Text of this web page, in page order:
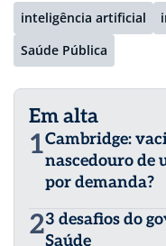
inteligência artificial
Saúde Pública
Em alta
1Cambridge:
nascedouro de
por demanda?
23 desafios do
Saúde